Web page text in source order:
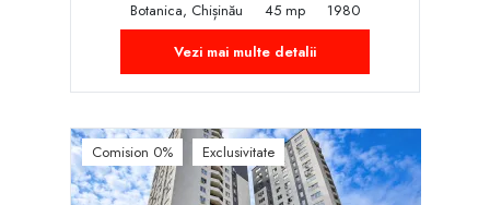
Botanica, Chișinău
45 mp
1980
Vezi mai multe detalii
Comision 0% Exclusivitate